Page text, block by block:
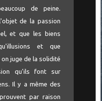
de peine.
de la passion
et que les biens
et que
juge de la solidité
qu'ils font sur
Il y a même des
par raison